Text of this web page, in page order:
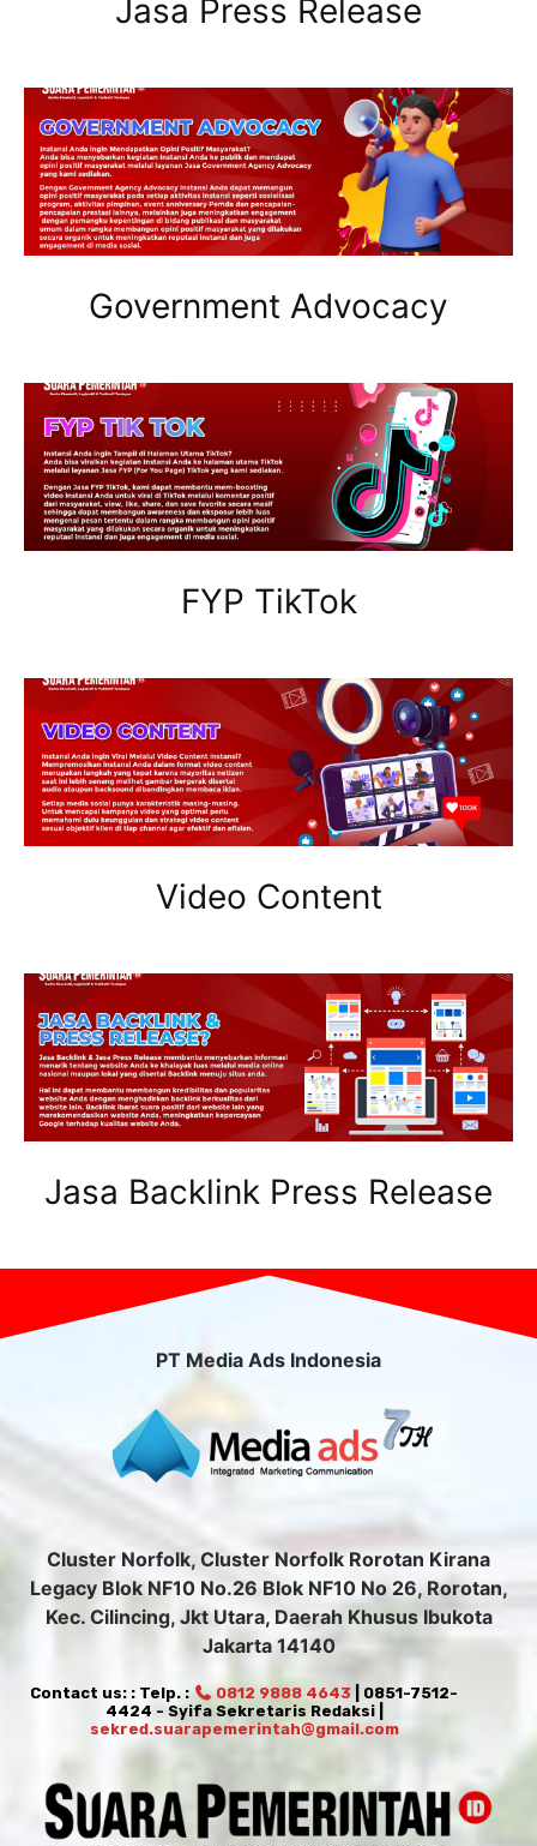
Jasa Press Release
Government Advocacy
FYP TikTok
Video Content
Jasa Backlink Press Release
PT Media Ads Indonesia
Cluster Norfolk, Cluster Norfolk Rorotan Kirana
Legacy Blok NF10 No.26 Blok NF10 No 26, Rorotan,
Kec. Cilincing, Jkt Utara, Daerah Khusus Ibukota
Jakarta 14140
Contact us: : Telp. : 0812 9888 4643 | 0851-7512-
4424 - Syifa Sekretaris Redaksi |
sekred.suarapemerintah@gmail.com